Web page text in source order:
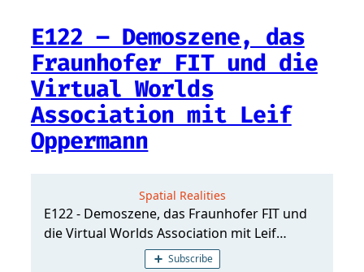
E122 – Demoszene, das
Fraunhofer FIT und die
Virtual Worlds
Association mit Leif
Oppermann